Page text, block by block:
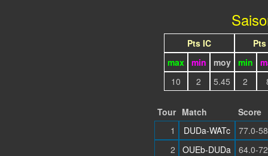
Pts IC
max
min moy min
10
2 5.45 2
Tour Match
Score
1
DUDa-WATc
77.0-
2
OUEb-DUDa
64.0-